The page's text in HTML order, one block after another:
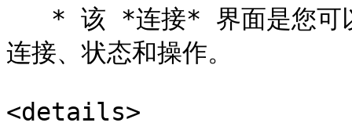
连接、状态和操作。
<details>